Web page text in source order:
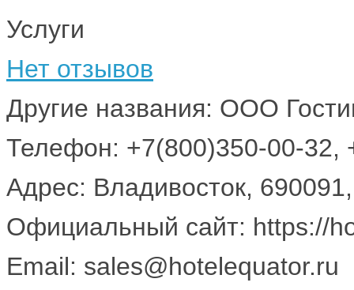
Услуги
Нет отзывов
Другие названия: ООО
Телефон: +7(800)350-00-32,
Адрес: Владивосток,
Официальный сайт: https://
Email: sales@hotelequator.ru